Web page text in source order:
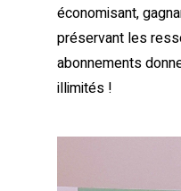
économisant,
préservant les
abonnements
illimités !